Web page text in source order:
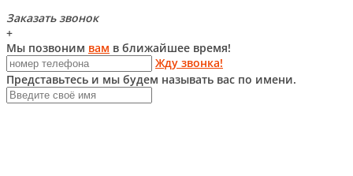
Заказать звонок
+
Мы позвоним вам в ближайшее время!
Жду звонка!
Представьтесь и мы будем называть вас по имени.